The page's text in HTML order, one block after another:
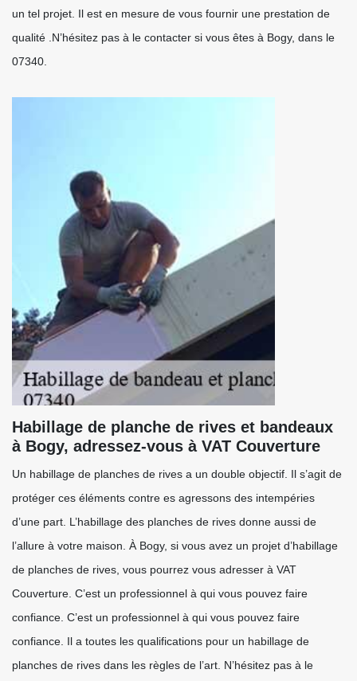
un tel projet. Il est en mesure de vous fournir une prestation de
qualité .N’hésitez pas à le contacter si vous êtes à Bogy, dans le
07340.
Habillage de planche de rives et bandeaux
à Bogy, adressez-vous à VAT Couverture
Un habillage de planches de rives a un double objectif. Il s’agit de
protéger ces éléments contre es agressons des intempéries
d’une part. L’habillage des planches de rives donne aussi de
l’allure à votre maison. À Bogy, si vous avez un projet d’habillage
de planches de rives, vous pourrez vous adresser à VAT
Couverture. C’est un professionnel à qui vous pouvez faire
confiance. C’est un professionnel à qui vous pouvez faire
confiance. Il a toutes les qualifications pour un habillage de
planches de rives dans les règles de l’art. N’hésitez pas à le